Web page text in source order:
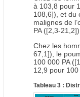
à 103,8 pour
108,6]), et du
malignes de
PA ([2,3-21,2]).
Chez les
67,1]), le
100 000 PA
12,9 pour
Tableau 3 :